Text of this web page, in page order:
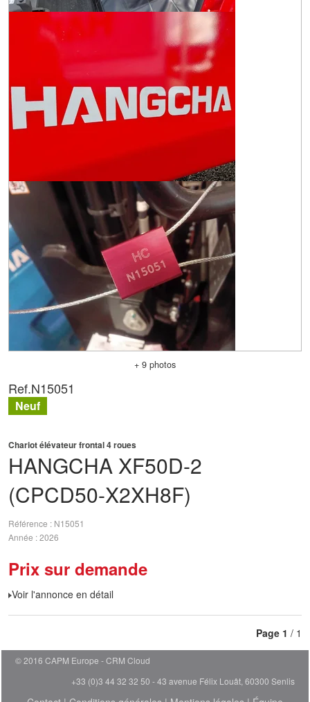
+ 9 photos
HANGCHA XF50D-2
(CPCD50-X2XH8F)
Chariot élévateur frontal 4 roues
Référence
N15051
Année 2026
Prix sur demande
Voir l'annonce en détail
Ref.N15051
Neuf
Page 1 / 1
© 2016 CAPM Europe
CRM Cloud
+33 (0)3 44 32 32 50 - 43 avenue Félix Louât, 60300 Senlis